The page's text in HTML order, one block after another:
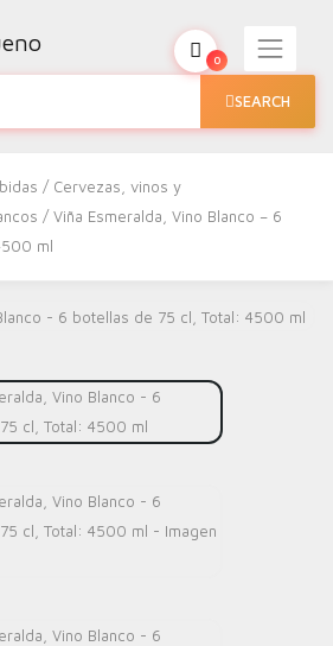
SEARCH
0
/ Cervezas, vinos y
/ Viña Esmeralda, Vino Blanco – 6
ml